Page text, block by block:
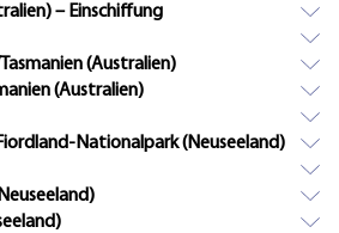
– Einschiffung
(Australien)
(Australien)
Nationalpark (Neuseeland)